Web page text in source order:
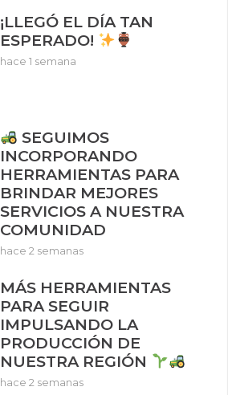
¡LLEGÓ EL DÍA TAN
ESPERADO!
hace 1 semana
SEGUIMOS
INCORPORANDO
HERRAMIENTAS PARA
BRINDAR MEJORES
SERVICIOS A NUESTRA
COMUNIDAD
hace 2 semanas
MÁS HERRAMIENTAS
PARA SEGUIR
IMPULSANDO LA
PRODUCCIÓN DE
NUESTRA REGIÓN
hace 2 semanas